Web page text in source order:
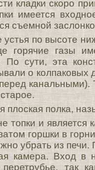
кладки скоро
имеется
съемной
устья по высоте
горячие газы
По сути, эта
о колпаковых
канальными).
плоская полка,
топки и является
горшки в
убрать из
камера. Вход в
так